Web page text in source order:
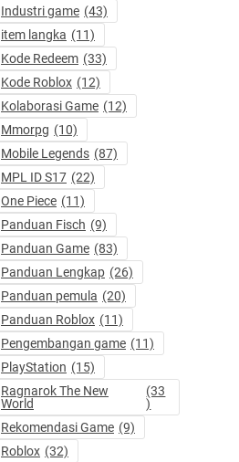
Industri game (43)
item langka (11)
Kode Redeem (33)
Kode Roblox (12)
Kolaborasi Game (12)
Mmorpg (10)
Mobile Legends (87)
MPL ID S17 (22)
One Piece (11)
Panduan Fisch (9)
Panduan Game (83)
Panduan Lengkap (26)
Panduan pemula (20)
Panduan Roblox (11)
Pengembangan game (11)
PlayStation (15)
Ragnarok The New
World
(33
)
Rekomendasi Game (9)
Roblox (32)